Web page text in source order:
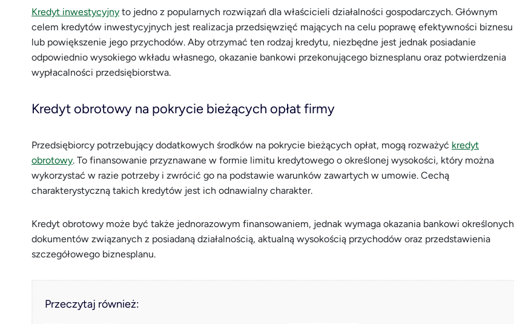
Kredyt inwestycyjny to jedno z popularnych rozwiązań dla właścicieli działalności gospodarczych. Głównym
celem kredytów inwestycyjnych jest realizacja przedsięwzięć mających na celu poprawę efektywności biznesu
lub powiększenie jego przychodów. Aby otrzymać ten rodzaj kredytu, niezbędne jest jednak posiadanie
odpowiednio wysokiego wkładu własnego, okazanie bankowi przekonującego biznesplanu oraz potwierdzenia
wypłacalności przedsiębiorstwa.
Kredyt obrotowy na pokrycie bieżących opłat firmy
Przedsiębiorcy potrzebujący dodatkowych środków na pokrycie bieżących opłat, mogą rozważyć kredyt
obrotowy. To finansowanie przyznawane w formie limitu kredytowego o określonej wysokości, który można
wykorzystać w razie potrzeby i zwrócić go na podstawie warunków zawartych w umowie. Cechą
charakterystyczną takich kredytów jest ich odnawialny charakter.
Kredyt obrotowy może być także jednorazowym finansowaniem, jednak wymaga okazania bankowi określonych
dokumentów związanych z posiadaną działalnością, aktualną wysokością przychodów oraz przedstawienia
szczegółowego biznesplanu.
Przeczytaj również: